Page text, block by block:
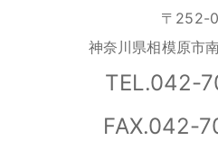
〒252-
神奈川県相模原市
TEL.042-
FAX.042-